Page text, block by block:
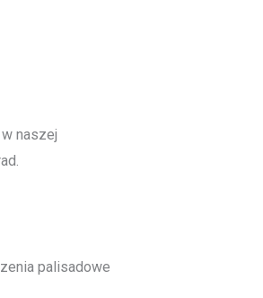
naszej
palisadowe